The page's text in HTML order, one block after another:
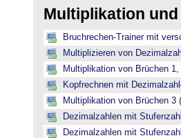
Multiplikation
Bruchrechen-Trainer mit
Multiplizieren von
Multiplikation von Brüchen
Kopfrechnen mit
Multiplikation von Brüchen 3
Dezimalzahlen mit
Dezimalzahlen mit